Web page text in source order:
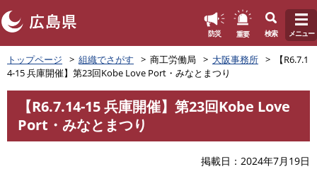
ペ
ー
ジ
の
で
防災 重要 検索 メニュー
トップページ 組織でさがす 商工労働局 大阪事務所
【R6.7.1
4-15 兵庫開催】第23回Kobe Love Port・みなとまつり
【R6.7.14-15 兵庫開催】第23回Kobe Love
Port・みなとまつり
掲載日 2024年7月19日